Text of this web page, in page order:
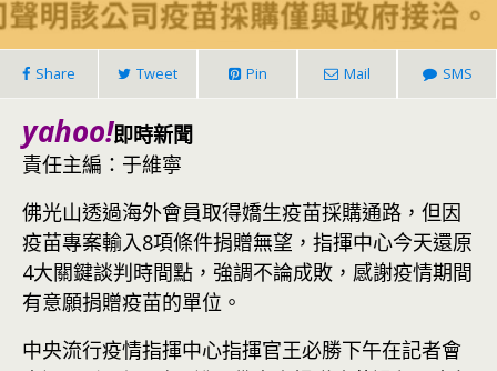
Share Tweet Pin Mail SMS
yahoo!即時新聞
責任主編：于維寧
佛光山透過海外會員取得嬌生疫苗採購通路，但因
疫苗專案輸入8項條件捐贈無望，指揮中心今天還原
4大關鍵談判時間點，強調不論成敗，感謝疫情期間
有意願捐贈疫苗的單位。
中央流行疫情指揮中心指揮官王必勝下午在記者會